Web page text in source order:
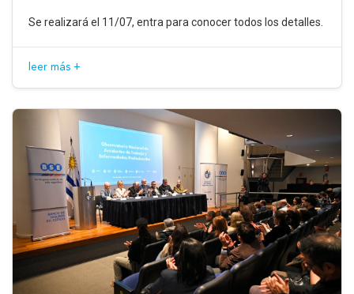
Se realizará el 11/07, entra para conocer todos los detalles.
leer más +